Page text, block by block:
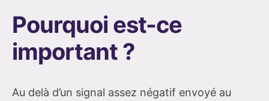
Pourquoi est-ce
important ?
Au delà d’un signal assez négatif envoyé au